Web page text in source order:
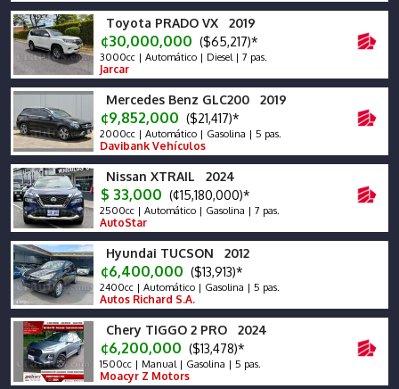
Toyota PRADO VX 2019
¢30,000,000 ($65,217)*
3000cc | Automático | Diesel | 7 pas.
Jarcar
Mercedes Benz GLC200 2019
¢9,852,000 ($21,417)*
2000cc | Automático | Gasolina | 5 pas.
Davibank Vehículos
Nissan XTRAIL 2024
$ 33,000 (¢15,180,000)*
2500cc | Automático | Gasolina | 7 pas.
AutoStar
Hyundai TUCSON 2012
¢6,400,000 ($13,913)*
2400cc | Automático | Gasolina | 5 pas.
Autos Richard S.A.
Chery TIGGO 2 PRO 2024
¢6,200,000 ($13,478)*
1500cc | Manual | Gasolina | 5 pas.
Moacyr Z Motors